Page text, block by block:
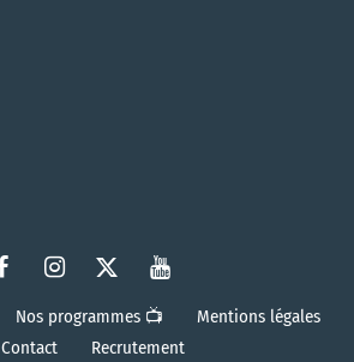
Nos programmes 📺
Mentions légales
Contact
Recrutement